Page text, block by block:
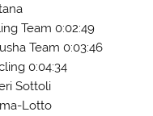
Team 0:02:49
Team 0:03:46
0:04:34
Sottoli
Lotto